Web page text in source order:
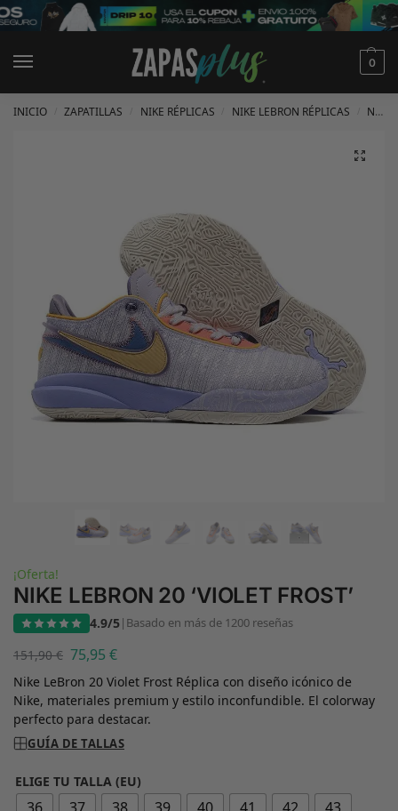
0
INICIO ZAPATILLAS NIKE RÉPLICAS NIKE LEBRON RÉPLICAS NIKE LEBRON 20 RÉPLICAS
¡Oferta!
NIKE LEBRON 20 ‘VIOLET FROST’
4.9/5| Basado en más de 1200 reseñas
151,90€ 75,95 €
Nike LeBron 20 Violet Frost Réplica con diseño icónico de
Nike, materiales premium y estilo inconfundible. El colorway
perfecto para destacar.
GUÍA DE TALLAS
ELIGE TU TALLA (EU)
36 37 38 39 40 41 42
43